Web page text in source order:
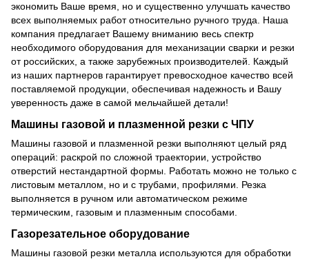
экономить Ваше время, но и существенно улучшать качество
всех выполняемых работ относительно ручного труда. Наша
компания предлагает Вашему вниманию весь спектр
необходимого оборудования для механизации сварки и резки
от российских, а также зарубежных производителей. Каждый
из наших партнеров гарантирует превосходное качество всей
поставляемой продукции, обеспечивая надежность и Вашу
уверенность даже в самой мельчайшей детали!
Машины газовой и плазменной резки с ЧПУ
Машины газовой и плазменной резки выполняют целый ряд
операций: раскрой по сложной траектории, устройство
отверстий нестандартной формы. Работать можно не только с
листовым металлом, но и с трубами, профилями. Резка
выполняется в ручном или автоматическом режиме
термическим, газовым и плазменным способами.
Газорезательное оборудование
Машины газовой резки металла используются для обработки